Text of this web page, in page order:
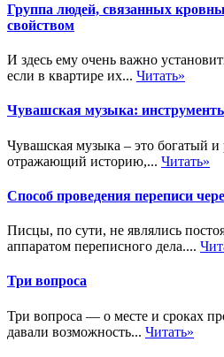
Группа людей, связанных
свойством
И здесь ему очень важно
если в квартире их... Читать»
Чувашская музыка:
Чувашская музыка – это богатый и
отражающий историю,... Читать»
Способ проведения переписи
Писцы, по сути, не являлись
аппаратом переписного дела....
Три вопроса
Три вопроса — о месте и сроках
давали возможность... Читать»